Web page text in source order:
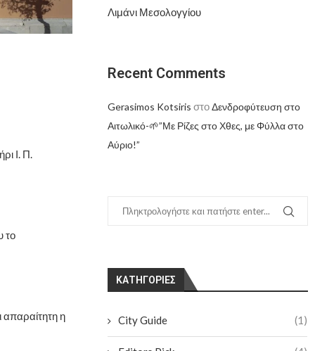
Ι. Π.
το
απαραίτητη η
Λιμάνι Μεσολογγίου
Recent Comments
Gerasimos Kotsiris στοΔενδροφύτευση στο
Αιτωλικό-🌱”Με Ρίζες στο Χθες, με Φύλλα στο
Αύριο!”
KΑΤΗΓΟΡΊΕΣ
City Guide (1)